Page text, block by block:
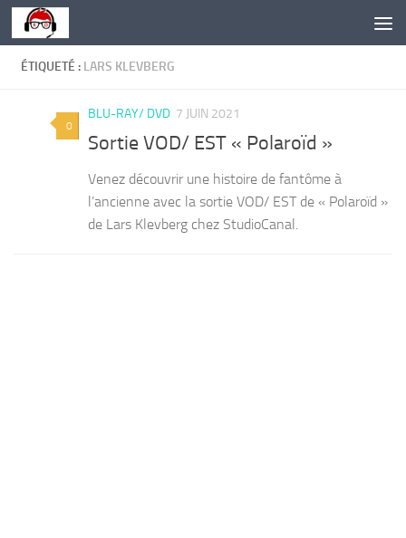
Skip to content
ÉTIQUETÉ : LARS KLEVBERG
0
BLU-RAY/ DVD 7 JUIN 2021
Sortie VOD/ EST « Polaroïd »
Venez découvrir une histoire de fantôme à
l’ancienne avec la sortie VOD/ EST de « Polaroïd »
de Lars Klevberg chez StudioCanal.